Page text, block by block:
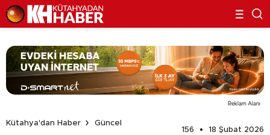
Reklam Alanı
Kütahya'dan Haber
Güncel
156
18 Şubat 2026